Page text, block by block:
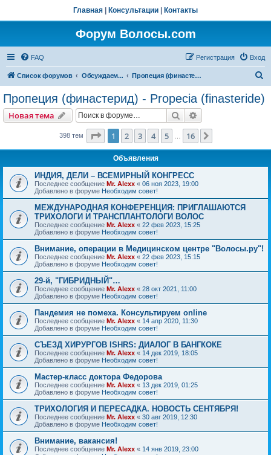
Главная Консультации Контакты
Форум Волосы.com
FAQ Вход
Регистрация
Список форумов Обсуждаем... Пропеция (финастерид) - Propecia (finasteride)
Пропеция (финастерид) - Propecia (finasteride)
Новая тема Поиск
398 тем Страница из 16
1 2 3 4 5 16
Объявления
ИНДИЯ, ДЕЛИ – ВСЕМИРНЫЙ КОНГРЕСС
Последнее сообщение Mr. Alexx « 06 ноя 2023, 19:00
Добавлено в форуме Необходим совет!
МЕЖДУНАРОДНАЯ КОНФЕРЕНЦИЯ: ПРИГЛАШАЮТСЯ
ТРИХОЛОГИ И ТРАНСПЛАНТОЛОГИ ВОЛОС
Последнее сообщение Mr. Alexx « 22 фев 2023, 15:25
Добавлено в форуме Необходим совет!
Внимание, операции в Медицинском центре "Волосы.ру"!
Последнее сообщение Mr. Alexx « 22 фев 2023, 15:15
Добавлено в форуме Необходим совет!
29-й, "ГИБРИДНЫЙ"…
Последнее сообщение Mr. Alexx « 28 окт 2021, 11:00
Добавлено в форуме Необходим совет!
Пандемия не помеха. Консультируем online
Последнее сообщение Mr. Alexx « 14 апр 2020, 11:30
Добавлено в форуме Необходим совет!
СЪЕЗД ХИРУРГОВ ISHRS: ДИАЛОГ В БАНГКОКЕ
Последнее сообщение Mr. Alexx « 14 дек 2019, 18:05
Добавлено в форуме Необходим совет!
Мастер-класс доктора Федорова
Последнее сообщение Mr. Alexx « 13 дек 2019, 01:25
Добавлено в форуме Необходим совет!
ТРИХОЛОГИЯ И ПЕРЕСАДКА. НОВОСТЬ СЕНТЯБРЯ!
Последнее сообщение Mr. Alexx « 30 авг 2019, 12:30
Добавлено в форуме Необходим совет!
Внимание, вакансия!
Последнее сообщение Mr. Alexx « 14 янв 2019, 23:00